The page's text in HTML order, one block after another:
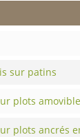
sur patins
plots
plots ancrés